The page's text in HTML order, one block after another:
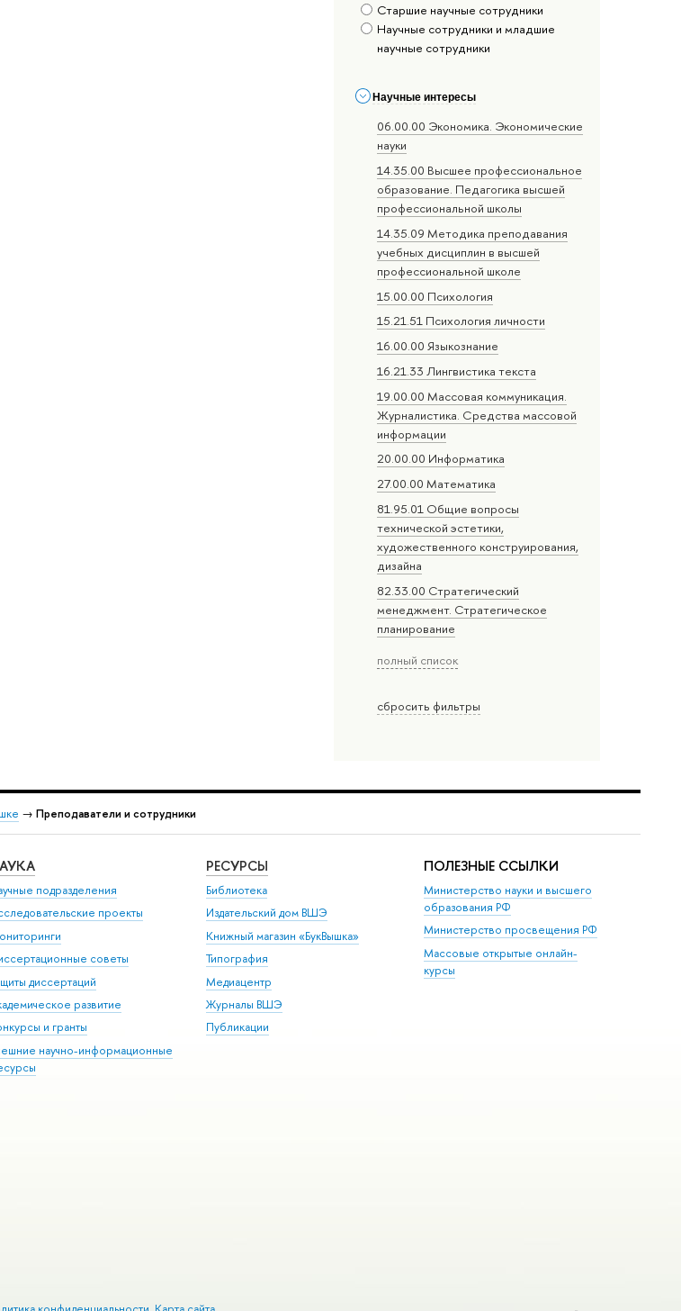
Старшие научные сотрудники
Научные сотрудники и младшие
научные сотрудники
Научные интересы
06.00.00 Экономика. Экономические
науки
14.35.00 Высшее профессиональное
образование. Педагогика высшей
профессиональной школы
14.35.09 Методика преподавания
учебных дисциплин в высшей
профессиональной школе
15.00.00 Психология
15.21.51 Психология личности
16.00.00 Языкознание
16.21.33 Лингвистика текста
19.00.00 Массовая коммуникация.
Журналистика. Средства массовой
информации
20.00.00 Информатика
27.00.00 Математика
81.95.01 Общие вопросы
технической эстетики,
художественного конструирования,
дизайна
82.33.00 Стратегический
менеджмент. Стратегическое
планирование
полный список
сбросить фильтры
→ Преподаватели и сотрудники
подразделения
проекты
советы
диссертаций
развитие
и гранты
научно-информационные
РЕСУРСЫ
Библиотека
Издательский дом ВШЭ
Книжный магазин «БукВышка»
Типография
Медиацентр
Журналы ВШЭ
Публикации
ПОЛЕЗНЫЕ ССЫЛКИ
Министерство науки и высшего
образования РФ
Министерство просвещения РФ
Массовые открытые онлайн-
курсы